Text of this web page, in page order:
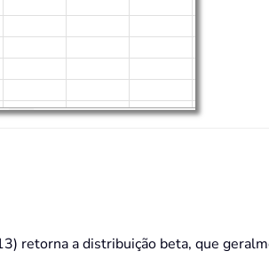
retorna a distribuição beta, que